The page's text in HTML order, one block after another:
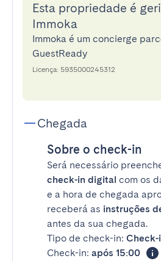
Esta propriedade é
Immoka
Immoka é um concierge
GuestReady
Licença: 5935000245312
Chegada
Sobre o check-in
Será necessário
check-in digital com os
e a hora de chegada
receberá as instruções
antes da sua chegada.
Tipo de check-in: Check-
Check-in: após 15:00